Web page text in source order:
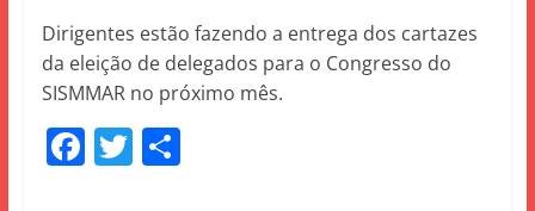
Dirigentes estão fazendo a entrega dos cartazes
da eleição de delegados para o Congresso do
SISMMAR no próximo mês.
F T S